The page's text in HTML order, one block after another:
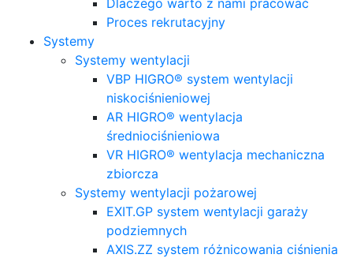
Proces rekrutacyjny
Systemy
Systemy wentylacji
VBP HIGRO® system wentylacji
niskociśnieniowej
AR HIGRO® wentylacja
średniociśnieniowa
VR HIGRO® wentylacja mechaniczna
zbiorcza
Systemy wentylacji pożarowej
EXIT.GP system wentylacji garaży
podziemnych
AXIS.ZZ system różnicowania ciśnienia